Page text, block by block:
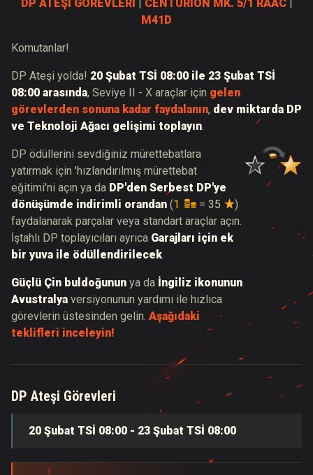
DP ATEŞİ GÖREVLERİ | CENTURION MK. 5/1 RAAC|
M41D
Komutanlar!
DP Ateşi yolda! 20 Şubat TSİ 08:00 ile 23 Şubat TSİ
08:00 arasında, Seviye II - X araçlar için gelen
görevlerden sonuna kadar faydalanın, dev miktarda DP
ve Teknoloji Ağacı gelişimi toplayın.
DP ödüllerini sevdiğiniz mürettebatlara
yatırmak için 'hızlandırılmış mürettebat
eğitimi'ni açın ya da DP'den Serbest DP'ye
dönüşümde indirimli orandan (1 = 35
)
faydalanarak parçalar veya standart araçlar açın.
İştahlı DP toplayıcıları ayrıca Garajları için ek
bir yuva ile ödüllendirilecek.
Güçlü Çin buldoğunun ya da İngiliz ikonunun
Avustralya versiyonunun yardımı ile hızlıca
görevlerin üstesinden gelin. Aşağıdaki
teklifleri inceleyin!
DP Ateşi Görevleri
20 Şubat TSİ 08:00 - 23 Şubat TSİ 08:00